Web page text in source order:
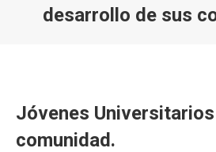
desarrollo de sus
Jóvenes
comunidad.